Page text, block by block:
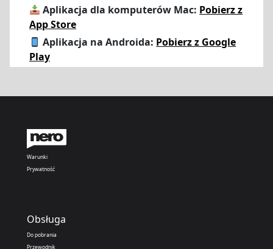
Aplikacja dla komputerów Mac: Pobierz z
App Store
Aplikacja na Androida: Pobierz z Google
Play
Warunki
Prywatność
Obsługa
Do pobrania
Przewodnik